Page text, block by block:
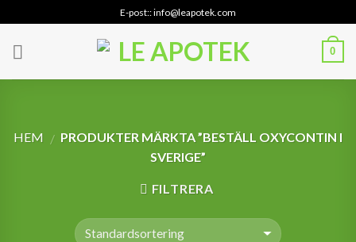
to
content
E-post:: info@leapotek.com
0
HEM / PRODUKTER MÄRKTA ”BESTÄLL OXYCONTIN I
SVERIGE”
FILTRERA